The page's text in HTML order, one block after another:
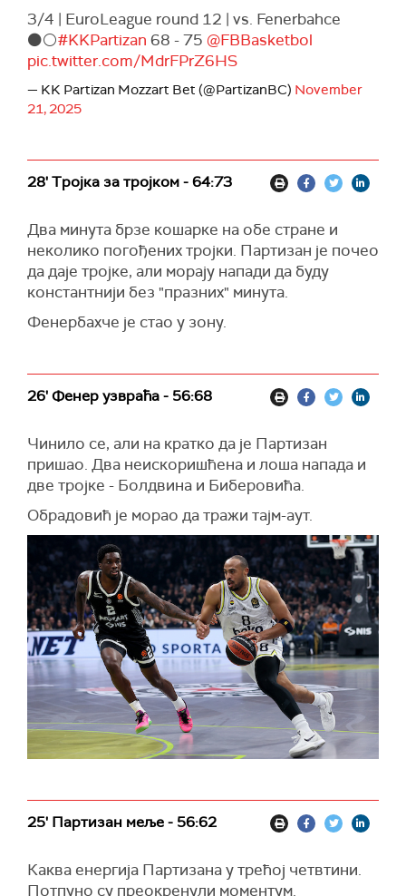
3/4 | EuroLeague round 12 | vs. Fenerbahce
⚫️⚪️#KKPartizan 68 - 75 @FBBasketbol
pic.twitter.com/MdrFPrZ6HS
— KK Partizan Mozzart Bet (@PartizanBC) November
21, 2025
28' Тројка за тројком - 64:73
Два минута брзе кошарке на обе стране и
неколико погођених тројки. Партизан је почео
да даје тројке, али морају напади да буду
константнији без "празних" минута.
Фенербахче је стао у зону.
26' Фенер узвраћа - 56:68
Чинило се, али на кратко да је Партизан
пришао. Два неискоришћена и лоша напада и
две тројке - Болдвина и Биберовића.
Обрадовић је морао да тражи тајм-аут.
25' Партизан меље - 56:62
Каква енергија Партизана у трећој четвтини.
Потпуно су преокренули моментум.